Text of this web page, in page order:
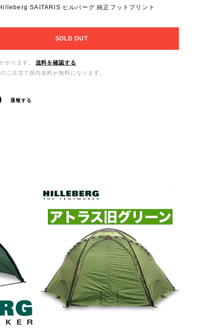
SAITARIS ヒルバーグ 純正フットプリント
SOLD OUT
かります。
送料を確認する
ご注文で国内送料が無料になります。
通報する